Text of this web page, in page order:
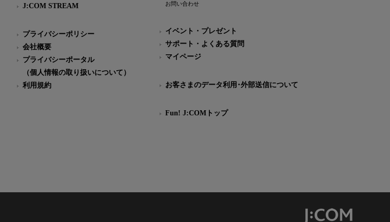
J:COM STREAM
プライバシーポリシー
会社概要
プライバシーポータル
（個人情報の取り扱いについて）
利用規約
お問い合わせ
イベント・プレゼント
サポート・よくある質問
マイページ
お客さまのデータ利用･外部送信について
Fun! J:COMトップ